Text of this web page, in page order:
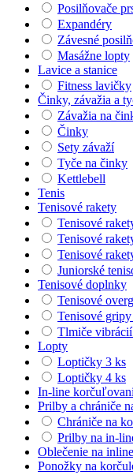
Posilňovače
Expandéry
Závesné
Masážne lopty
Lavice a stanice
Fitness lavičky
Činky, závažia a
Závažia na
Činky
Sety závaží
Tyče na činky
Kettlebell
Tenis
Tenisové rakety
Tenisové
Tenisové
Tenisové
Juniorské
Tenisové doplnky
Tenisové
Tenisové
Tlmiče
Lopty
Loptičky 3 ks
Loptičky 4 ks
In-line
Prilby a chrániče
Chrániče na
Prilby na in-
Oblečenie na
Ponožky na